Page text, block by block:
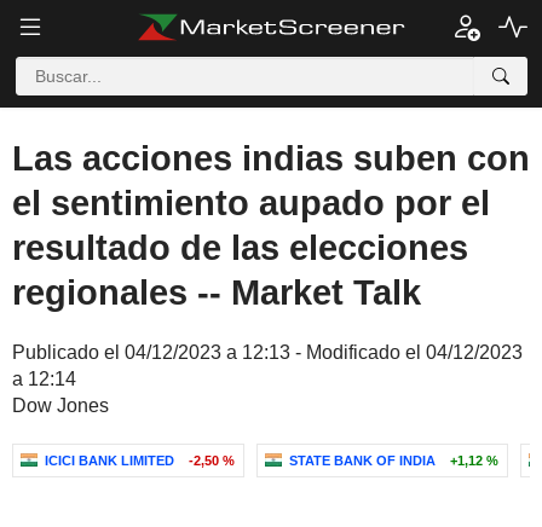
Las acciones indias suben con
el sentimiento aupado por el
resultado de las elecciones
regionales -- Market Talk
Publicado el 04/12/2023 a 12:13 - Modificado el 04/12/2023
a 12:14
Dow Jones
ICICI BANK LIMITED -2,50 % STATE BANK OF INDIA +1,12 %